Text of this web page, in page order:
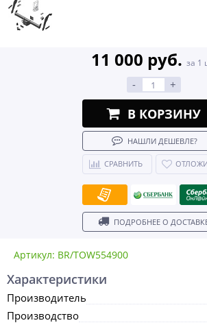
Артикул: BR/TOW554900
11 000 руб. за 1
- +
В КОРЗИНУ
НАШЛИ ДЕШЕВЛЕ?
СРАВНИТЬ
ПОДРОБНЕЕ О
Характеристики
Производитель
Производство